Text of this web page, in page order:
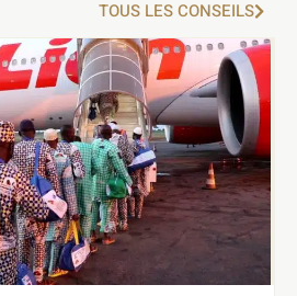
TOUS LES CONSEILS